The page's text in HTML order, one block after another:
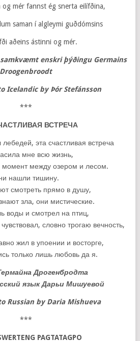
mér fannst ég snerta eilífðina,
saman í algleymi guðdómsins
aðeins ástinni og mér.
enskri þýðingu Germains
Droogenbroodt
Icelandic by Þór Stefánsson
***
ВСТРЕЧА
эта счастливая встреча
мне всю жизнь,
момент между озером и лесом.
нашли тишину.
смотреть прямо в душу,
зла, они мистические.
воды и смотрел на птиц,
словно трогаю вечность,
жил в упоении и восторге,
только лишь любовь да я.
Дрогенбродта
язык Дарьи Мишуевой
Russian by Daria Mishueva
***
PAGTATAGPO